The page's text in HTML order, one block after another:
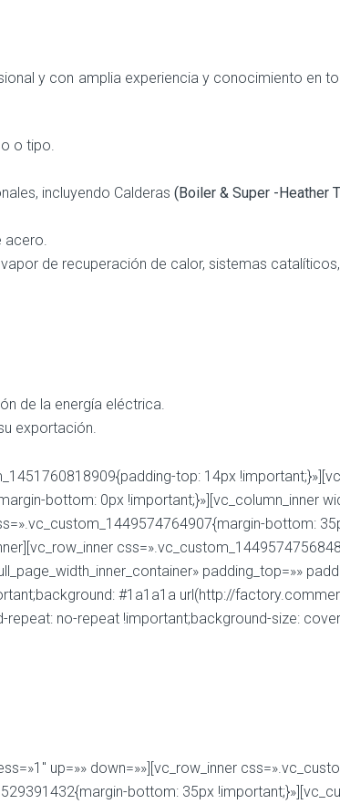
y con amplia experiencia y conocimiento en
o tipo.
incluyendo Calderas (Boiler & Super -Heather
de recuperación de calor, sistemas
de la energía eléctrica.
exportación.
top: 14px
bottom: 0px !important;}»][vc_column_inner
bottom:
padding_top=»»
#1a1a1a url(http://
no-repeat !important;background-size:
up=»» down=»»][vc_row_inner
bottom: 35px